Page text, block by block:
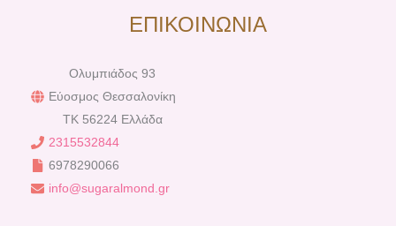
ΕΠΙΚΟΙΝΩΝΙΑ
Ολυμπιάδος 93
Εύοσμος Θεσσαλονίκη
TK 56224 Ελλάδα
2315532844
6978290066
info@sugaralmond.gr